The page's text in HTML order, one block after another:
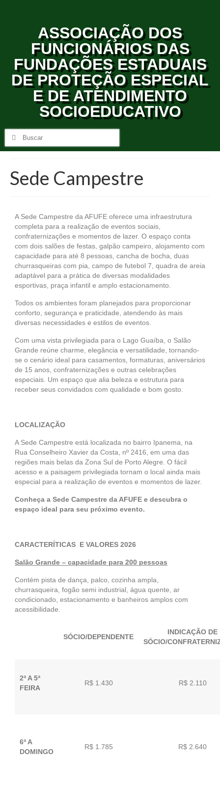
ASSOCIAÇÃO DOS
FUNCIONÁRIOS DAS
FUNDAÇÕES ESTADUAIS
DE PROTEÇÃO ESPECIAL
E DE ATENDIMENTO
SOCIOEDUCATIVO
Sede Campestre
A Sede Campestre da AFUFE oferece uma infraestrutura
completa para a realização de eventos sociais,
confraternizações e momentos de lazer. O espaço conta
com dois salões de festas, galpão campeiro, alojamento com
capacidade para até 8 pessoas, cancha de bocha, duas
churrasqueiras com pia, campo de futebol 7, quadra de areia
adaptável para a prática de diversas modalidades
esportivas, praça infantil e amplo estacionamento.
Todos os ambientes foram planejados para proporcionar
conforto, segurança e praticidade, atendendo às mais
diversas necessidades e estilos de eventos.
Com uma vista privilegiada para o Lago Guaíba, o Salão
Grande reúne charme, elegância e versatilidade, tornando-
se o cenário ideal para casamentos, formaturas, aniversários
de 15 anos, confraternizações e outras celebrações
especiais. Um espaço que alia beleza e estrutura para
receber seus convidados com qualidade e bom gosto.
LOCALIZAÇÃO
A Sede Campestre está localizada no bairro Ipanema, na
Rua Conselheiro Xavier da Costa, nº 2416, em uma das
regiões mais belas da Zona Sul de Porto Alegre. O fácil
acesso e a paisagem privilegiada tornam o local ainda mais
especial para a realização de eventos e momentos de lazer.
Conheça a Sede Campestre da AFUFE e descubra o
espaço ideal para seu próximo evento.
CARACTERÍTICAS E VALORES 2026
Salão Grande – capacidade para 200 pessoas
Contém pista de dança, palco, cozinha ampla,
churrasqueira, fogão semi industrial, água quente, ar
condicionado, estacionamento e banheiros amplos com
acessibilidade.
SÓCIO/DEPENDENTE
INDICAÇÃO DE
SÓCIO/
2ª A 5ª
FEIRA
R$ 1.430 R$ 2.110
6ª A
DOMINGO
R$ 1.785 R$ 2.640